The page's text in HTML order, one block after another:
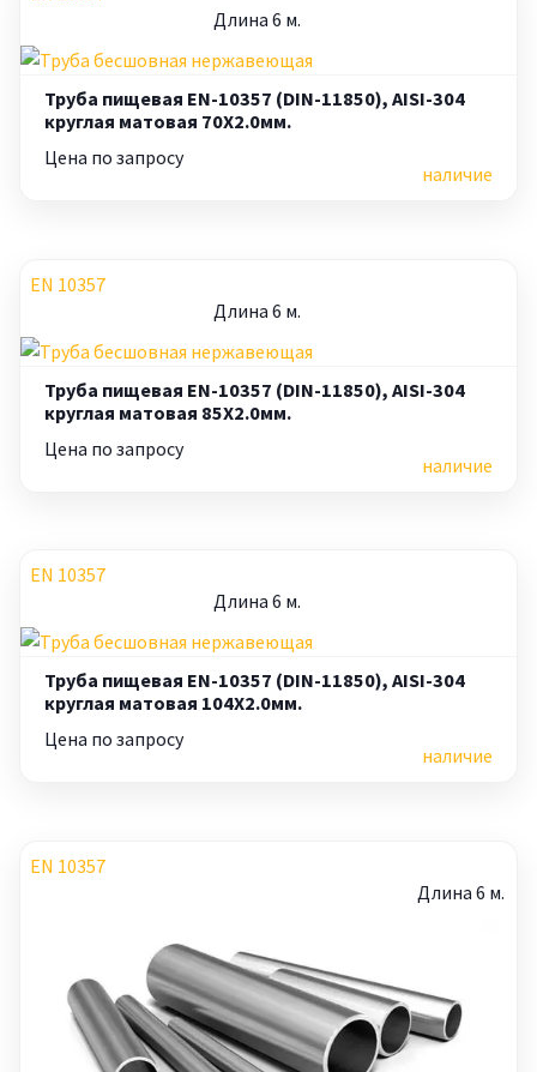
Длина 6 м.
Труба пищевая EN-10357 (DIN-11850), AISI-304
круглая матовая 70X2.0мм.
Цена по запросу
наличие
EN 10357
Длина 6 м.
Труба пищевая EN-10357 (DIN-11850), AISI-304
круглая матовая 85X2.0мм.
Цена по запросу
наличие
EN 10357
Длина 6 м.
Труба пищевая EN-10357 (DIN-11850), AISI-304
круглая матовая 104X2.0мм.
Цена по запросу
наличие
EN 10357
Длина 6 м.